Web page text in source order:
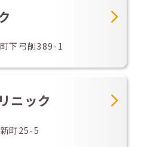
下弓削389-1
ニック
町25-5